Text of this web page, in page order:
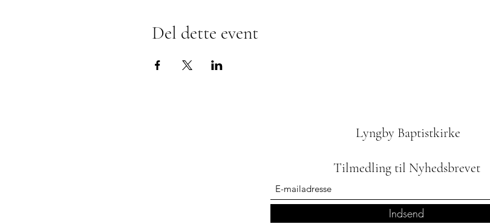
Del dette event
Lyngby Baptistkirke
Tilmedling til Nyhedsbrevet
Indsend